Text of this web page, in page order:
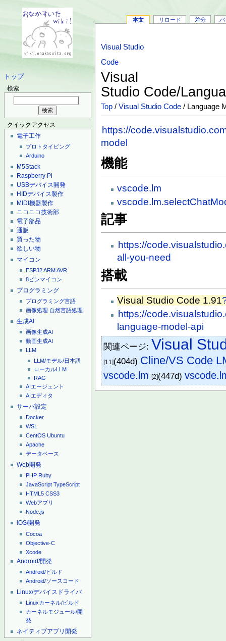
トップ
検索
クイックアクセス
電子工作
プロトタイピング
Arduino
M5Stack
Raspberry Pi
USBデバイス開発
HIDデバイス製作
MIDI機器製作
ニコニコ技術部
電子部品
通販
買った物
欲しい物
マイコン
ESP32ARMAVR
8ピンマイコン
プログラミング
プログラミング言語
画像処理 自然言語処理
生成AI
画像生成AI
動画生成AI
LLM
LLM/モデル/日本語
ローカルLLM
RAG
AIエージェント
AIエディタ
サーバ設定
Docker
WSL
CentOS Ubuntu
Apache
データベース
Web開発
PHP Ruby
JavaScript TypeScript
HTML5 CSS3
Webアプリ
Node.js
iOS/開発
Cocoa
Objective-C
Xcode
Android/開発
Android/ビルド
Android/ソースコード
Linux/デバイスドライバ
Linuxカーネル/ビルド
カーネルモジュール/開
発
ネイティブアプリ開発
本文 リロード 差分 バ
Visual Studio
Code
Visual
Studio Code/
Top /Visual Studio Code / Language
https://
model
機能
vscode.lm
記事
https://
all-you-need
搭載
Visual Studio Code 1.91
https://
language-model-api
関連ページ: Visual
[11](404d) Cline/VS Code
vscode.lm [2](447d)